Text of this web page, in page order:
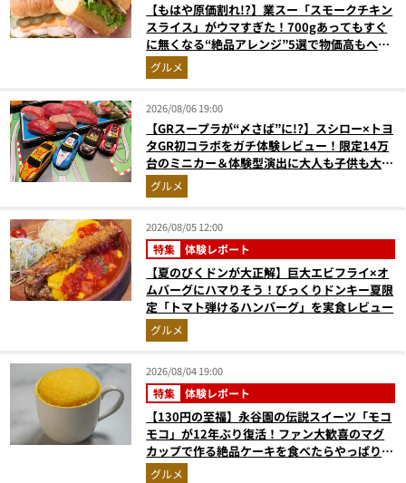
【もはや原価割れ!?】業スー「スモークチキン
スライス」がウマすぎた！700gあってもすぐ
に無くなる“絶品アレンジ”5選で物価高もへっ
ちゃら
グルメ
2026/08/06 19:00
【GRスープラが“〆さば”に!?】スシロー×トヨ
タGR初コラボをガチ体験レビュー！限定14万
台のミニカー＆体験型演出に大人も子供も大興
奮間違いなし
グルメ
2026/08/05 12:00
特集 体験レポート
【夏のびくドンが大正解】巨大エビフライ×オ
ムバーグにハマりそう！びっくりドンキー夏限
定「トマト弾けるハンバーグ」を実食レビュー
グルメ
2026/08/04 19:00
特集 体験レポート
【130円の至福】永谷園の伝説スイーツ「モコ
モコ」が12年ぶり復活！ファン大歓喜のマグ
カップで作る絶品ケーキを食べたらやっぱり最
高にウマかった
グルメ